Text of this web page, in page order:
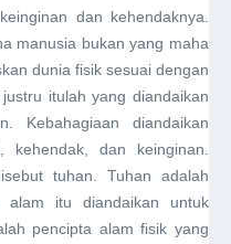
dan kehendaknya.
manusia bukan yang maha
dunia fisik sesuai dengan
itulah yang diandaikan
Kebahagiaan diandaikan
dan keinginan.
tuhan. Tuhan adalah
alam itu diandaikan untuk
pencipta alam fisik yang